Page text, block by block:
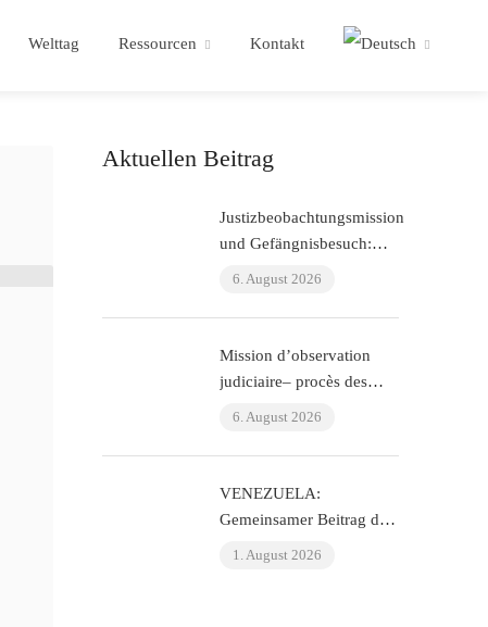
Welttag Ressourcen Kontakt
Aktuellen Beitrag
Justizbeobachtungsmission
und Gefängnisbesuch:
(Istanbul, Türkei)
6. August 2026
Mission d’observation
judiciaire– procès des
(Istanbul, Turquie)
6. August 2026
VENEZUELA:
Gemeinsamer Beitrag des
1. August 2026